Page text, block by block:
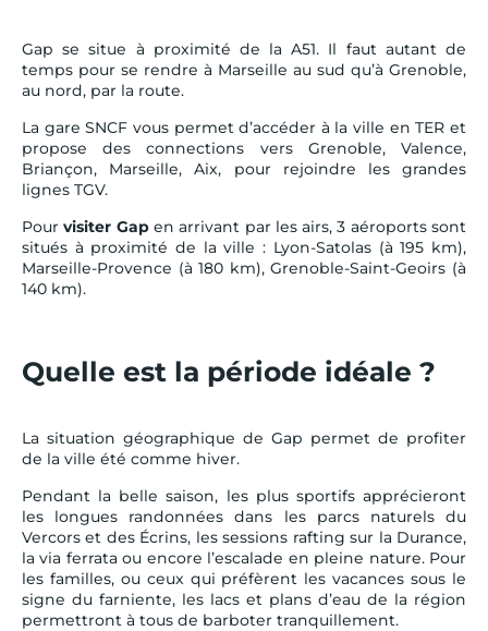
Gap se situe à proximité de la A51. Il faut autant de
temps pour se rendre à Marseille au sud qu’à Grenoble,
au nord, par la route.
La gare SNCF vous permet d’accéder à la ville en TER et
propose des connections vers Grenoble, Valence,
Briançon, Marseille, Aix, pour rejoindre les grandes
lignes TGV.
Pourvisiter Gap en arrivant par les airs, 3 aéroports sont
situés à proximité de la ville : Lyon-Satolas (à 195 km),
Marseille-Provence (à 180 km), Grenoble-Saint-Geoirs (à
140 km).
Quelle est la période idéale ?
La situation géographique de Gap permet de profiter
de la ville été comme hiver.
Pendant la belle saison, les plus sportifs apprécieront
les longues randonnées dans les parcs naturels du
Vercors et des Écrins, les sessions rafting sur la Durance,
la via ferrata ou encore l’escalade en pleine nature. Pour
les familles, ou ceux qui préfèrent les vacances sous le
signe du farniente, les lacs et plans d’eau de la région
permettront à tous de barboter tranquillement.